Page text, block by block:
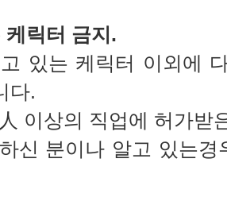
릭터 금지.
있는 케릭터 이외에
다.
이상의 직업에 허가받
신 분이나 알고 있는경